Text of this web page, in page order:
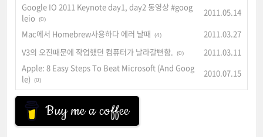
Google IO 2011 Keynote day1, day2 동영상 #goog
leio
(0)
2011.05.14
Mac에서 Homebrew사용하다 에러 날때
(4)
2011.03.27
V3의 오진때문에 작업했던 컴퓨터가 날라갈뻔함.
(0)
2011.03.11
Apple: 8 Easy Steps To Beat Microsoft (And Goog
le)
(0)
2010.07.15
Buy me a coffee